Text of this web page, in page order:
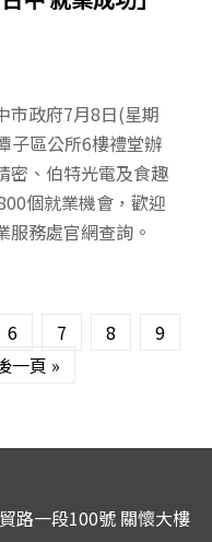
市政府7月8日(星期
子區公所6樓禮堂辦
密、伯特光電及食趣
個就業機會，歡迎
務處官網查詢。
6 7 8
9
一頁 »
路一段100號 關懷大樓